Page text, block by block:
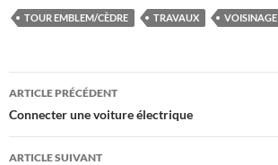
TOUR EMBLEM/CÈDRE TRAVAUX VOISINAGE
Navigation
des
articles
ARTICLE PRÉCÉDENT
Connecter une voiture électrique
ARTICLE SUIVANT